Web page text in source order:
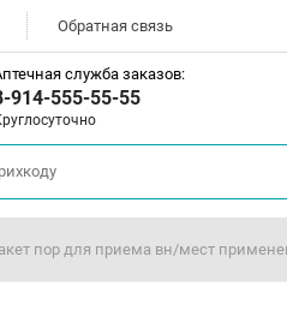
Обратная связь
служба заказов:
914-555-55-55
пор для приема вн/мест